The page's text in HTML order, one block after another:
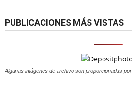
PUBLICACIONES MÁS VISTAS
Algunas imágenes de archivo son proporcionadas por